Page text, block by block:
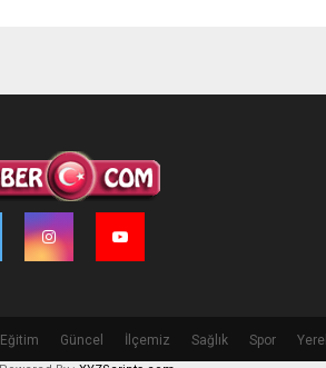
Eğitim Güncel İlçemiz Sağlık Spor Yerel